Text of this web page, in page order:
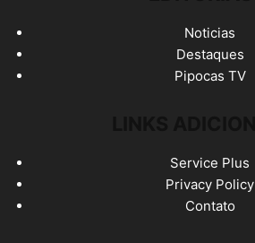
Noticias
Destaques
Pipocas TV
Service Plus
Privacy Policy
Contato